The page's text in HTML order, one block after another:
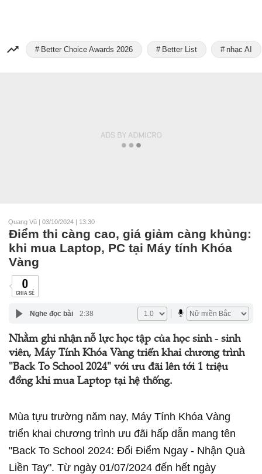
Better Choice Awards 2026 Better List nhạc AI
Quang Vũ | 03/10/2024 | 13:30
Điểm thi càng cao, giá giảm càng khủng:
khi mua Laptop, PC tại Máy tính Khóa
Vàng
0
CHIA SẺ
Nghe đọc bài 2:38
Nhằm ghi nhận nỗ lực học tập của học sinh - sinh
viên, Máy Tính Khóa Vàng triển khai chương trình
"Back To School 2024" với ưu đãi lên tới 1 triệu
đồng khi mua Laptop tại hệ thống.
Mùa tựu trường năm nay, Máy Tính Khóa Vàng
triển khai chương trình ưu đãi hấp dẫn mang tên
"Back To School 2024: Đổi Điểm Ngay - Nhận Quà
Liền Tay". Từ ngày 01/07/2024 đến hết ngày